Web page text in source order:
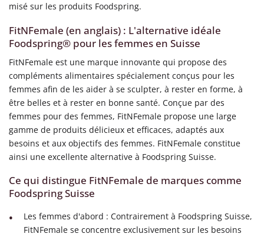
misé sur les produits Foodspring.
FitNFemale (en anglais) : L'alternative idéale
Foodspring® pour les femmes en Suisse
FitNFemale est une marque innovante qui propose des
compléments alimentaires spécialement conçus pour les
femmes afin de les aider à se sculpter, à rester en forme, à
être belles et à rester en bonne santé. Conçue par des
femmes pour des femmes, FitNFemale propose une large
gamme de produits délicieux et efficaces, adaptés aux
besoins et aux objectifs des femmes. FitNFemale constitue
ainsi une excellente alternative à Foodspring Suisse.
Ce qui distingue FitNFemale de marques comme
Foodspring Suisse
Les femmes d'abord : Contrairement à Foodspring Suisse,
FitNFemale se concentre exclusivement sur les besoins